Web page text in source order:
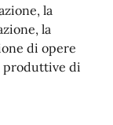
la
la
di opere
produttive di